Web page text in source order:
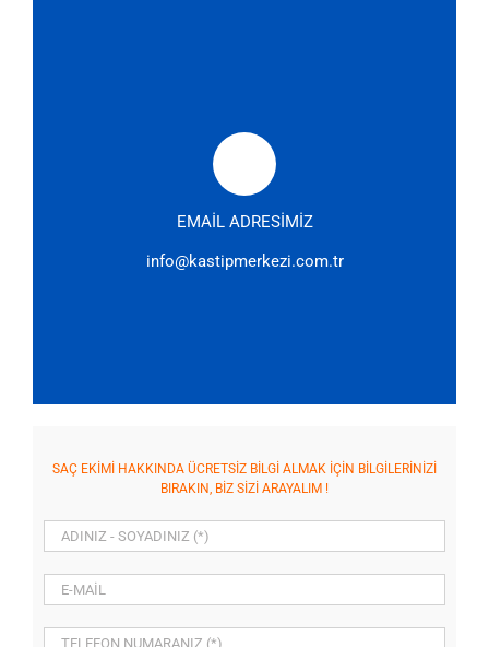
EMAİL ADRESİMİZ
info@kastipmerkezi.com.tr
SAÇ EKİMİ HAKKINDA ÜCRETSİZ BİLGİ ALMAK İÇİN BİLGİLERİNİZİ
BIRAKIN, BİZ SİZİ ARAYALIM !